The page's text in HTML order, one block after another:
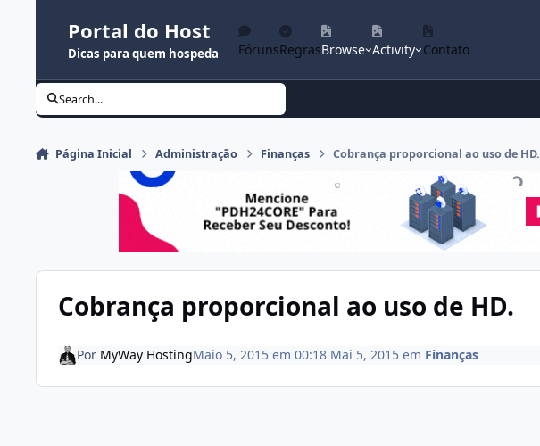
Portal do Host
Dicas para quem hospeda FórunsRegrasBrowse Activity Contato
Search...
Página Inicial Administração Finanças Cobrança proporcional ao uso de HD.
Cobrança proporcional ao uso de HD.
Por MyWay HostingMaio 5, 2015 em 00:18 Mai 5, 2015em Finanças